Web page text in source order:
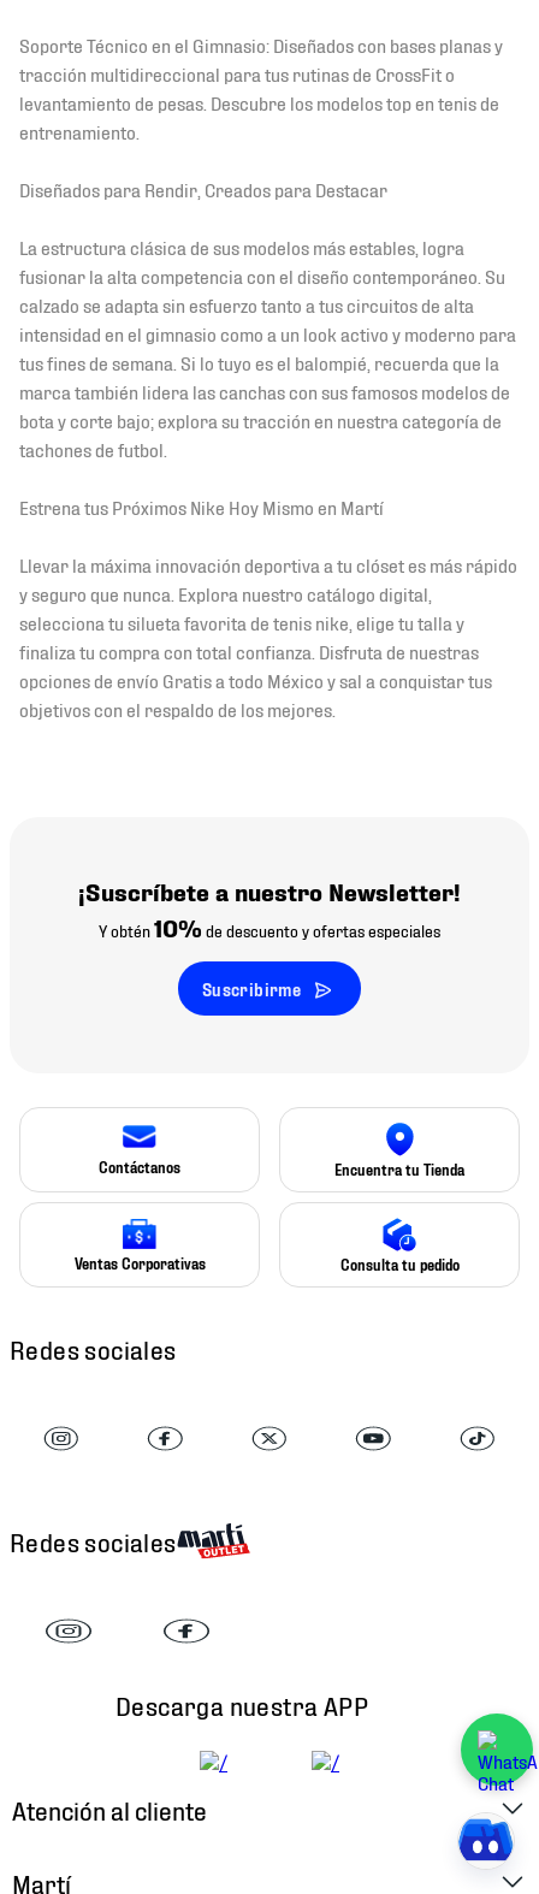
Soporte Técnico en el Gimnasio: Diseñados con bases planas y
tracción multidireccional para tus rutinas de CrossFit o
levantamiento de pesas. Descubre los modelos top en tenis de
entrenamiento.
Diseñados para Rendir, Creados para Destacar
La estructura clásica de sus modelos más estables, logra
fusionar la alta competencia con el diseño contemporáneo. Su
calzado se adapta sin esfuerzo tanto a tus circuitos de alta
intensidad en el gimnasio como a un look activo y moderno para
tus fines de semana. Si lo tuyo es el balompié, recuerda que la
marca también lidera las canchas con sus famosos modelos de
bota y corte bajo; explora su tracción en nuestra categoría de
tachones de futbol.
Estrena tus Próximos Nike Hoy Mismo en Martí
Llevar la máxima innovación deportiva a tu clóset es más rápido
y seguro que nunca. Explora nuestro catálogo digital,
selecciona tu silueta favorita de tenis nike, elige tu talla y
finaliza tu compra con total confianza. Disfruta de nuestras
opciones de envío Gratis a todo México y sal a conquistar tus
objetivos con el respaldo de los mejores.
¡Suscríbete a nuestro Newsletter!
Y obtén10% de descuento y ofertas especiales
Suscribirme
Contáctanos Encuentra tu Tienda
Ventas Corporativas Consulta tu pedido
Redes sociales
Redes sociales
Descarga nuestra APP
Atención al cliente
Martí